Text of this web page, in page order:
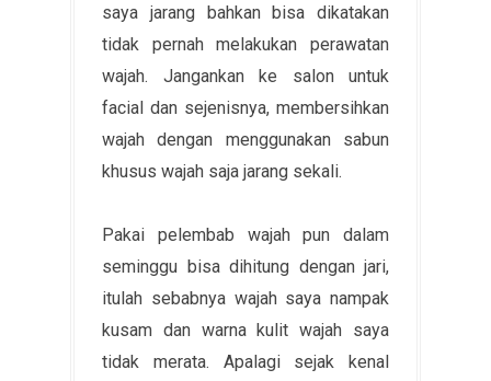
saya jarang bahkan bisa dikatakan
tidak pernah melakukan perawatan
wajah. Jangankan ke salon untuk
facial dan sejenisnya, membersihkan
wajah dengan menggunakan sabun
khusus wajah saja jarang sekali.
Pakai pelembab wajah pun dalam
seminggu bisa dihitung dengan jari,
itulah sebabnya wajah saya nampak
kusam dan warna kulit wajah saya
tidak merata. Apalagi sejak kenal